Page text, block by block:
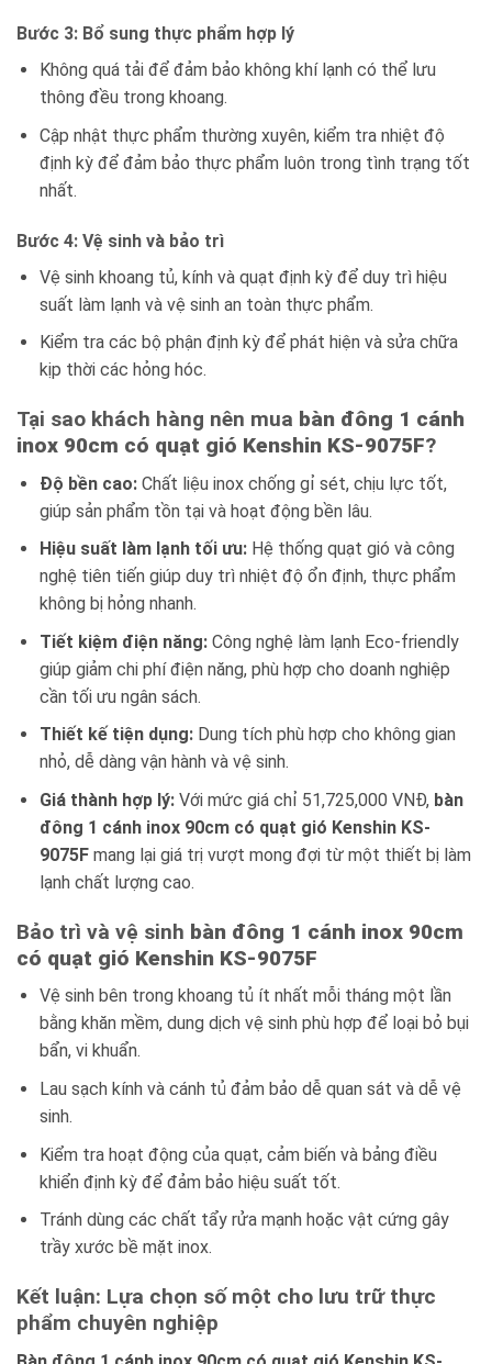
Bước 3: Bổ sung thực phẩm hợp lý
Không quá tải để đảm bảo không khí lạnh có thể lưu
thông đều trong khoang.
Cập nhật thực phẩm thường xuyên, kiểm tra nhiệt độ
định kỳ để đảm bảo thực phẩm luôn trong tình trạng tốt
nhất.
Bước 4: Vệ sinh và bảo trì
Vệ sinh khoang tủ, kính và quạt định kỳ để duy trì hiệu
suất làm lạnh và vệ sinh an toàn thực phẩm.
Kiểm tra các bộ phận định kỳ để phát hiện và sửa chữa
kịp thời các hỏng hóc.
Tại sao khách hàng nên mua bàn đông 1 cánh
inox 90cm có quạt gió Kenshin KS-9075F?
Độ bền cao:Chất liệu inox chống gỉ sét, chịu lực tốt,
giúp sản phẩm tồn tại và hoạt động bền lâu.
Hiệu suất làm lạnh tối ưu:Hệ thống quạt gió và công
nghệ tiên tiến giúp duy trì nhiệt độ ổn định, thực phẩm
không bị hỏng nhanh.
Tiết kiệm điện năng:Công nghệ làm lạnh Eco-friendly
giúp giảm chi phí điện năng, phù hợp cho doanh nghiệp
cần tối ưu ngân sách.
Thiết kế tiện dụng:Dung tích phù hợp cho không gian
nhỏ, dễ dàng vận hành và vệ sinh.
Giá thành hợp lý:Với mức giá chỉ 51,725,000 VNĐ, bàn
đông 1 cánh inox 90cm có quạt gió Kenshin KS-
9075Fmang lại giá trị vượt mong đợi từ một thiết bị làm
lạnh chất lượng cao.
Bảo trì và vệ sinh bàn đông 1 cánh inox 90cm
có quạt gió Kenshin KS-9075F
Vệ sinh bên trong khoang tủ ít nhất mỗi tháng một lần
bằng khăn mềm, dung dịch vệ sinh phù hợp để loại bỏ bụi
bẩn, vi khuẩn.
Lau sạch kính và cánh tủ đảm bảo dễ quan sát và dễ vệ
sinh.
Kiểm tra hoạt động của quạt, cảm biến và bảng điều
khiển định kỳ để đảm bảo hiệu suất tốt.
Tránh dùng các chất tẩy rửa mạnh hoặc vật cứng gây
trầy xước bề mặt inox.
Kết luận: Lựa chọn số một cho lưu trữ thực
phẩm chuyên nghiệp